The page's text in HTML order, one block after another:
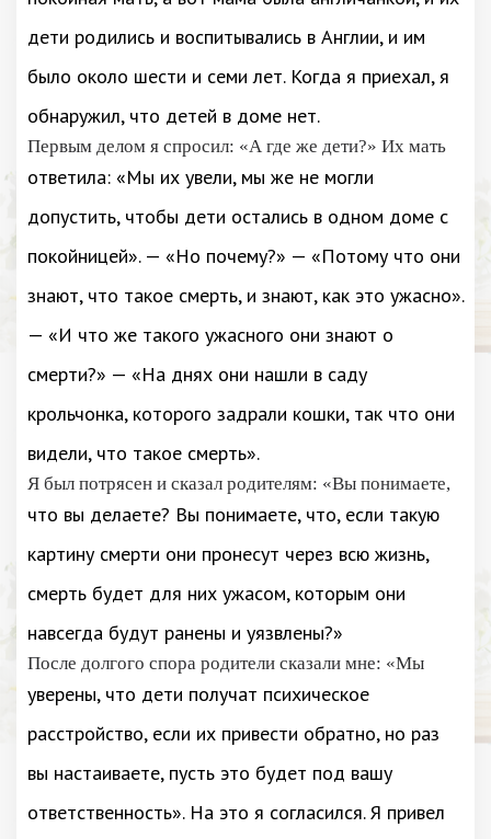
дети родились и воспитывались в Англии, и им
было около шести и семи лет. Когда я приехал, я
обнаружил, что детей в доме нет.
Первым делом я спросил: «А где же дети?» Их мать
ответила: «Мы их увели, мы же не могли
допустить, чтобы дети остались в одном доме с
покойницей». — «Но почему?» — «Потому что они
знают, что такое смерть, и знают, как это ужасно».
— «И что же такого ужасного они знают о
смерти?» — «На днях они нашли в саду
крольчонка, которого задрали кошки, так что они
видели, что такое смерть».
Я был потрясен и сказал родителям: «Вы понимаете,
что вы делаете? Вы понимаете, что, если такую
картину смерти они пронесут через всю жизнь,
смерть будет для них ужасом, которым они
навсегда будут ранены и уязвлены?»
После долгого спора родители сказали мне: «Мы
уверены, что дети получат психическое
расстройство, если их привести обратно, но раз
вы настаиваете, пусть это будет под вашу
ответственность». На это я согласился. Я привел